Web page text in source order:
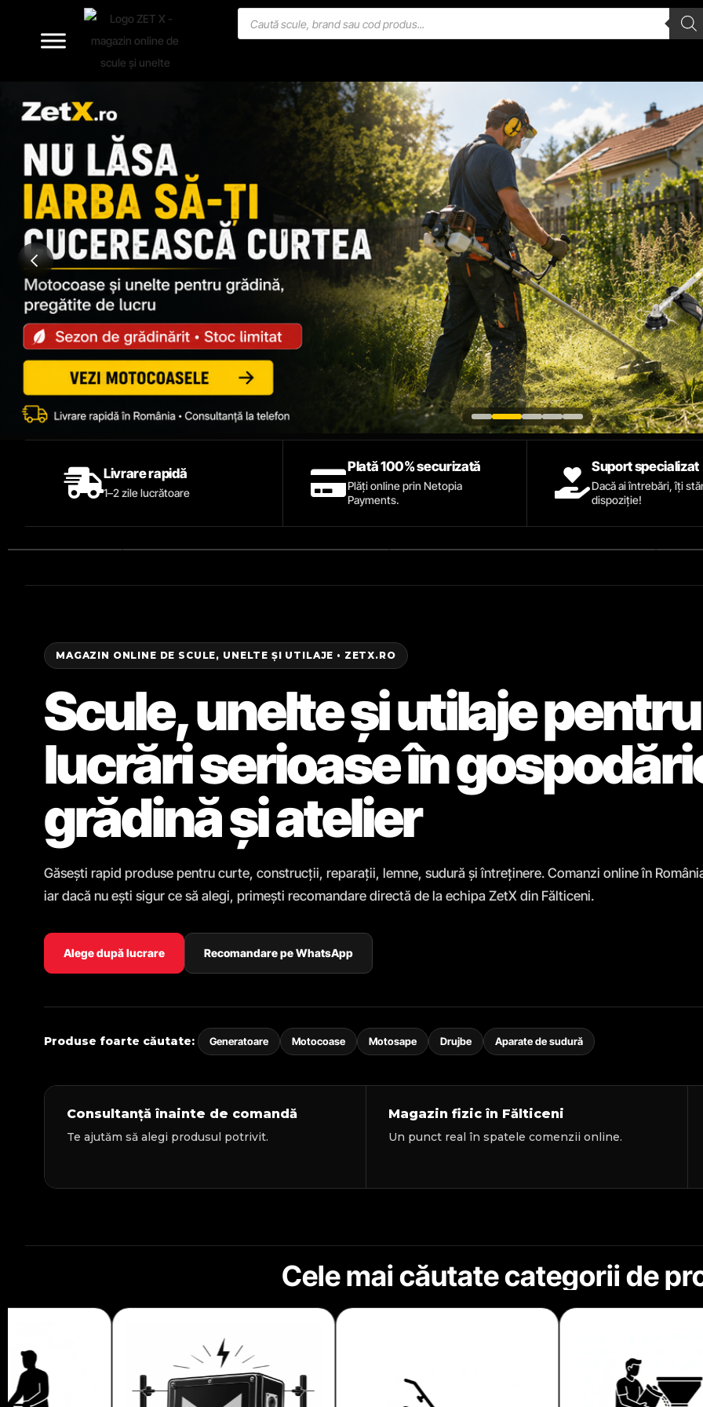
Livrare rapidă
1–2 zile lucrătoare
Plată 100% securizată
Plăți online prin Netopia
Payments.
Suport specializat
Dacă ai întrebări, îți
dispoziție!
MAGAZIN ONLINE DE SCULE, UNELTE ȘI UTILAJE • ZETX.RO
Scule, unelte și utilaje pentru
lucrări serioase în
grădină și atelier
Găsești rapid produse pentru curte, construcții, reparații, lemne, sudură și întreținere. Comanzi online în
iar dacă nu ești sigur ce să alegi, primești recomandare directă de la echipa ZetX din Fălticeni.
Alege după lucrare Recomandare pe WhatsApp
Produse foarte căutate: Generatoare Motocoase Motosape Drujbe Aparate de sudură
Consultanță înainte de comandă
Te ajutăm să alegi produsul potrivit.
Magazin fizic în Fălticeni
Un punct real în spatele comenzii online.
Cele mai căutate categorii de